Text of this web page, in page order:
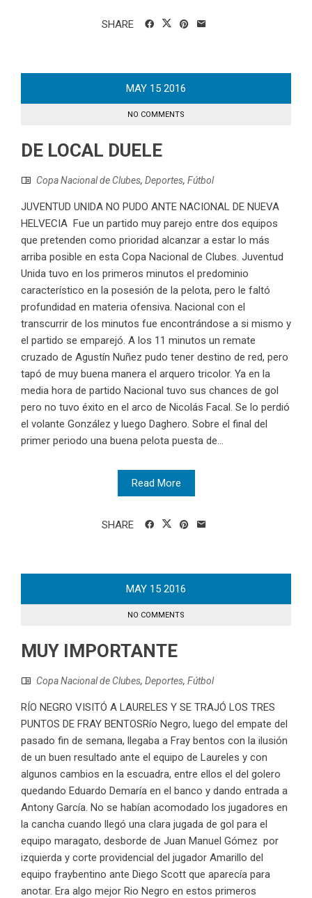
SHARE
MAY 15 2016
NO COMMENTS
DE LOCAL DUELE
Copa Nacional de Clubes, Deportes, Fútbol
JUVENTUD UNIDA NO PUDO ANTE NACIONAL DE NUEVA
HELVECIA Fue un partido muy parejo entre dos equipos
que pretenden como prioridad alcanzar a estar lo más
arriba posible en esta Copa Nacional de Clubes. Juventud
Unida tuvo en los primeros minutos el predominio
característico en la posesión de la pelota, pero le faltó
profundidad en materia ofensiva. Nacional con el
transcurrir de los minutos fue encontrándose a si mismo y
el partido se emparejó. A los 11 minutos un remate
cruzado de Agustín Nuñez pudo tener destino de red, pero
tapó de muy buena manera el arquero tricolor. Ya en la
media hora de partido Nacional tuvo sus chances de gol
pero no tuvo éxito en el arco de Nicolás Facal. Se lo perdió
el volante González y luego Daghero. Sobre el final del
primer periodo una buena pelota puesta de...
Read More
SHARE
MAY 15 2016
NO COMMENTS
MUY IMPORTANTE
Copa Nacional de Clubes, Deportes, Fútbol
RÍO NEGRO VISITÓ A LAURELES Y SE TRAJÓ LOS TRES
PUNTOS DE FRAY BENTOSRío Negro, luego del empate del
pasado fin de semana, llegaba a Fray bentos con la ilusión
de un buen resultado ante el equipo de Laureles y con
algunos cambios en la escuadra, entre ellos el del golero
quedando Eduardo Demaría en el banco y dando entrada a
Antony García. No se habían acomodado los jugadores en
la cancha cuando llegó una clara jugada de gol para el
equipo maragato, desborde de Juan Manuel Gómez por
izquierda y corte providencial del jugador Amarillo del
equipo fraybentino ante Diego Scott que aparecía para
anotar. Era algo mejor Rio Negro en estos primeros